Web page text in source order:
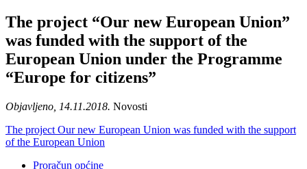
The project “Our new European Union”
was funded with the support of the
European Union under the Programme
“Europe for citizens”
Objavljeno, 14.11.2018. Novosti
The project Our new European Union was funded with the support
of the European Union
Proračun općine